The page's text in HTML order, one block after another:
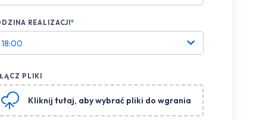
REALIZACJI *
18:00
PLIKI
Kliknij tutaj, aby wybrać pliki do wgrania